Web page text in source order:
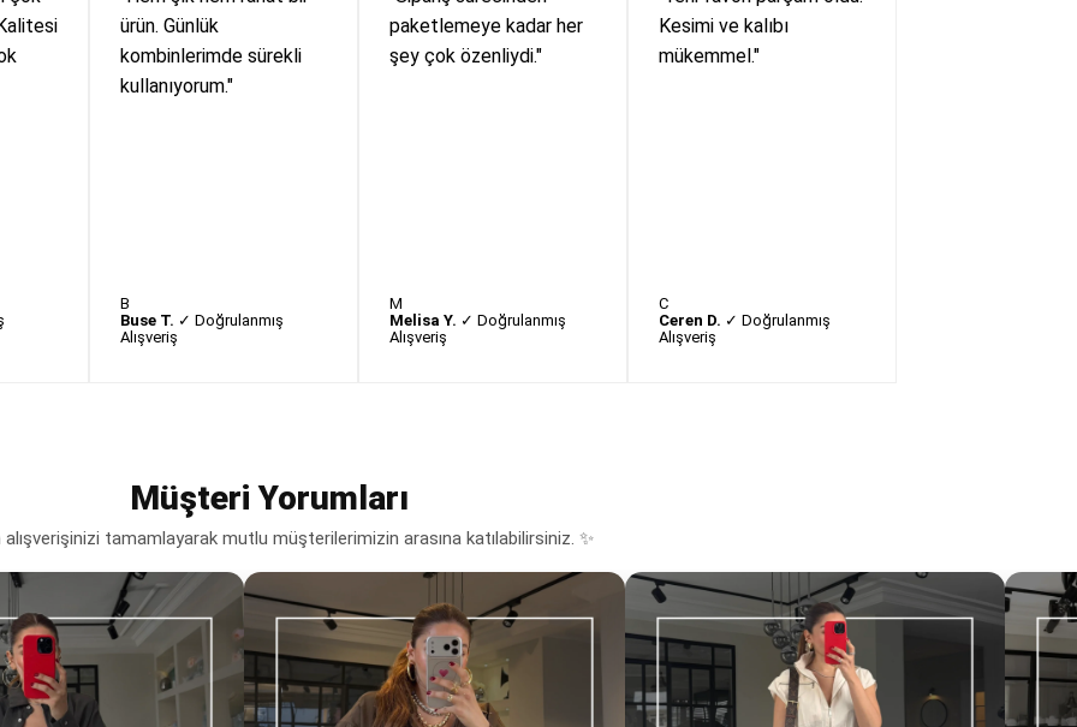
ürün. Günlük
kombinlerimde sürekli
kullanıyorum."
B
Buse T. ✓ Doğrulanmış
Alışveriş
paketlemeye kadar her
şey çok özenliydi."
M
Melisa Y. ✓ Doğrulanmış
Alışveriş
Kesimi ve kalıbı
mükemmel."
C
Ceren D. ✓ Doğrulanmış
Alışveriş
Müşteri Yorumları
alışverişinizi tamamlayarak mutlu müşterilerimizin arasına katılabilirsiniz. ✨